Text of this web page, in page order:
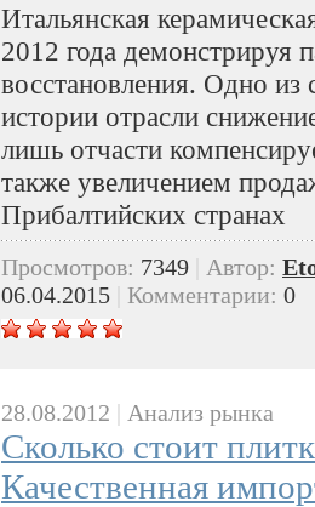
Итальянская
2012 года демонстрируя
восстановления. Одно
истории отрасли
лишь отчасти
также увеличением
Прибалтийских странах
Просмотров: 7349 Автор:
06.04.2015
Комментарии: 0
28.08.2012 | Анализ рынка
Сколько стоит
Качественная